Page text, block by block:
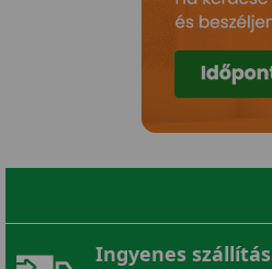
Ingyenes szállítás